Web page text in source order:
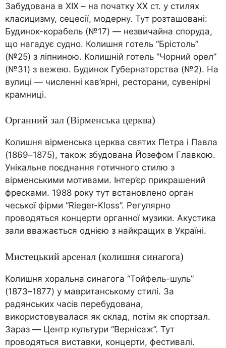
Забудована в XIX – на початку XX ст. у стилях
класицизму, сецесії, модерну. Тут розташовані:
Будинок-корабель (№17) — незвичайна споруда,
що нагадує судно. Колишня готель “Брістоль”
(№25) з ліпниною. Колишній готель “Чорний орел”
(№31) з вежею. Будинок Губернаторства (№2). На
вулиці — численні кав’ярні, ресторани, сувенірні
крамниці.
Органний зал (Вірменська церква)
Колишня вірменська церква святих Петра і Павла
(1869–1875), також збудована Йозефом Главкою.
Унікальне поєднання готичного стилю з
вірменськими мотивами. Інтер’єр прикрашений
фресками. 1988 року тут встановлено орган
чеської фірми “Rieger-Kloss”. Регулярно
проводяться концерти органної музики. Акустика
зали вважається однією з найкращих в Україні.
Мистецький арсенал (колишня синагога)
Колишня хоральна синагога “Тойфель-шуль”
(1873–1877) у мавританському стилі. За
радянських часів перебудована,
використовувалася як склад, потім як спортзал.
Зараз — Центр культури “Вернісаж”. Тут
проводяться виставки, концерти, фестивалі.